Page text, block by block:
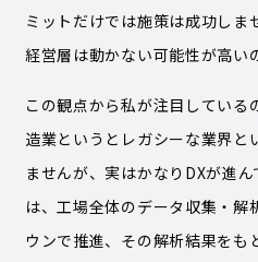
ミットだけでは施策は成功し
経営層は動かない可能性が高い
この観点から私が注目している
造業というとレガシーな業界と
ませんが、実はかなりDXが進
は、工場全体のデータ収集・
ウンで推進、その解析結果を